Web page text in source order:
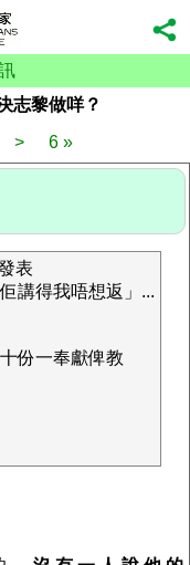
志黎做咩？
> 6 »
表
講得我唔想返」...
份一奉獻俾教